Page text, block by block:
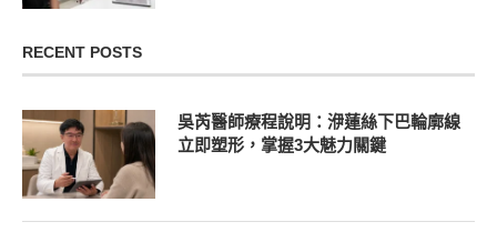
RECENT POSTS
吳芮醫師療程說明：洢蓮絲下巴輪廓線
立即塑形，掌握3大魅力關鍵